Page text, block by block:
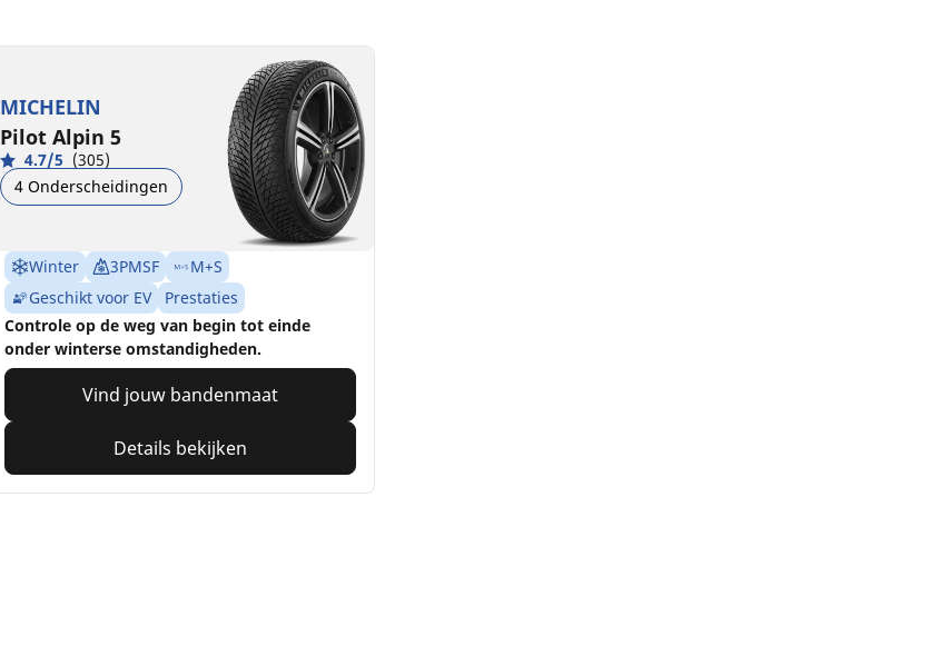
MICHELIN
Pilot Alpin 5
4.7/5 (305)
4 Onderscheidingen
Winter 3PMSF
M+S
Geschikt voor EV
Prestaties
Controle op de weg van begin tot einde
onder winterse omstandigheden.
Vind jouw bandenmaat
Details bekijken